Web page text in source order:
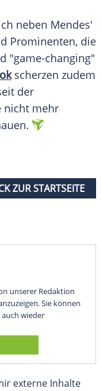
neben Mendes'
Prominenten, die
"game-changing"
scherzen zudem
der
nicht mehr
ZUR STARTSEITE
unserer Redaktion
Sie können
wieder
externe Inhalte